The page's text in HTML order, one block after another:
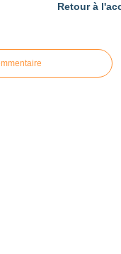
Retour à